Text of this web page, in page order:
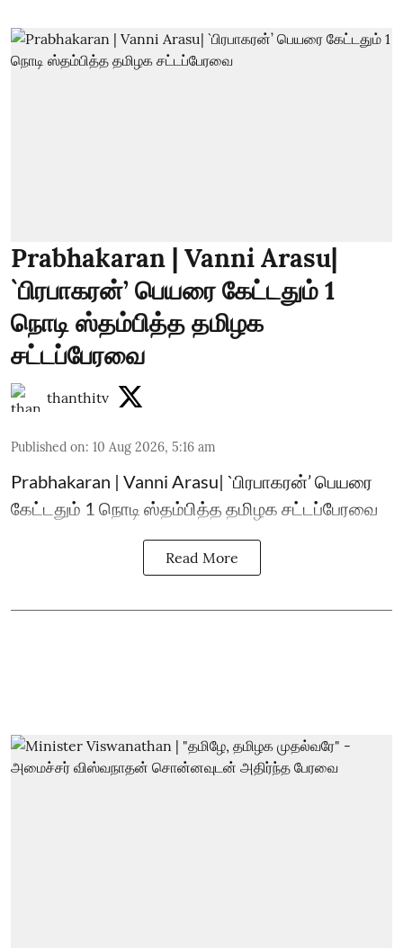
Prabhakaran | Vanni Arasu|
`பிரபாகரன்’ பெயரை கேட்டதும் 1
நொடி ஸ்தம்பித்த தமிழக
சட்டப்பேரவை
thanthitv
Published on: 10 Aug 2026, 5:16 am
Prabhakaran | Vanni Arasu| `பிரபாகரன்’ பெயரை
கேட்டதும் 1 நொடி ஸ்தம்பித்த தமிழக சட்டப்பேரவை
Read More